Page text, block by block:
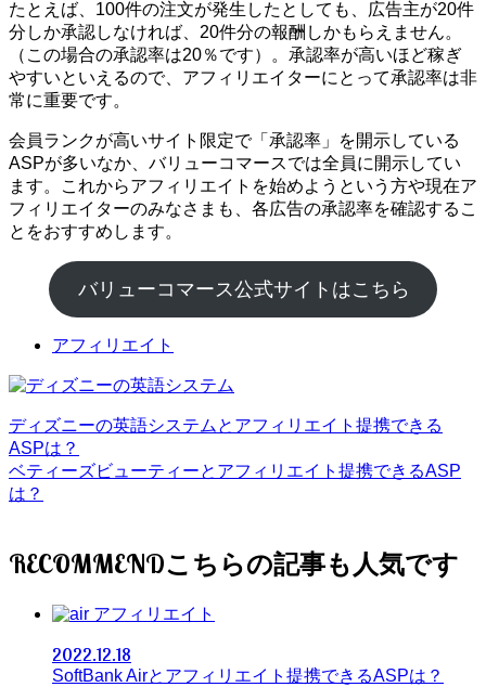
たとえば、100件の注文が発生したとしても、広告主が20件
分しか承認しなければ、20件分の報酬しかもらえません。
（この場合の承認率は20％です）。承認率が高いほど稼ぎ
やすいといえるので、アフィリエイターにとって承認率は非
常に重要です。
会員ランクが高いサイト限定で「承認率」を開示している
ASPが多いなか、バリューコマースでは全員に開示してい
ます。これからアフィリエイトを始めようという方や現在ア
フィリエイターのみなさまも、各広告の承認率を確認するこ
とをおすすめします。
バリューコマース公式サイトはこちら
アフィリエイト
ディズニーの英語システムとアフィリエイト提携できる
ASPは？
ベティーズビューティーとアフィリエイト提携できるASP
は？
RECOMMEND
アフィリエイト
2022.12.18
SoftBank Airとアフィリエイト提携できるASPは？